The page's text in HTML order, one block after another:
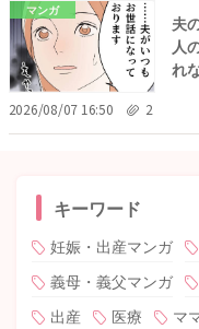
マンガ
夫
人
れ
2026/08/07 16:50 2
キーワード
妊娠・出産マンガ
義母・義父マンガ
出産
医療 マ